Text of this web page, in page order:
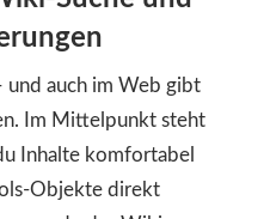
und auch im Web gibt
Im Mittelpunkt steht
Inhalte komfortabel
Objekte direkt